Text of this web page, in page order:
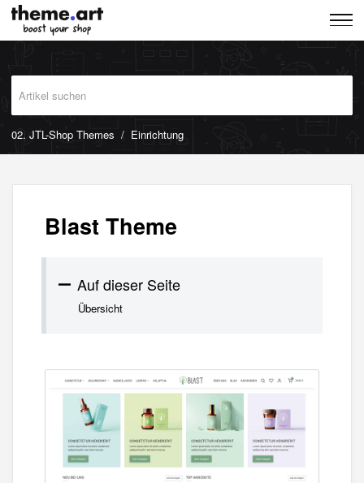
02. JTL-Shop Themes Einrichtung
Blast Theme
Auf dieser Seite
Übersicht